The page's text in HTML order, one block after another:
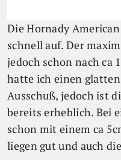
Die Hornady
schnell auf. Der
jedoch schon nach ca
hatte ich einen
Ausschuß, jedoch ist
bereits erheblich. Bei
schon mit einem ca
liegen gut und auch